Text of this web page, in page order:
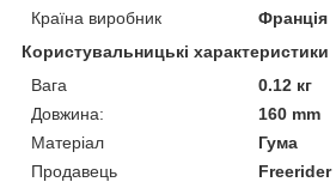
Країна виробник
Франція
Користувальницькі характеристики
Вага
0.12 кг
Довжина:
160 mm
Матеріал
Гума
Продавець
Freerider